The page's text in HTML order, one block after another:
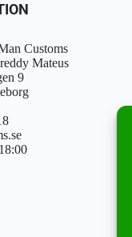
Customs
Mateus
9